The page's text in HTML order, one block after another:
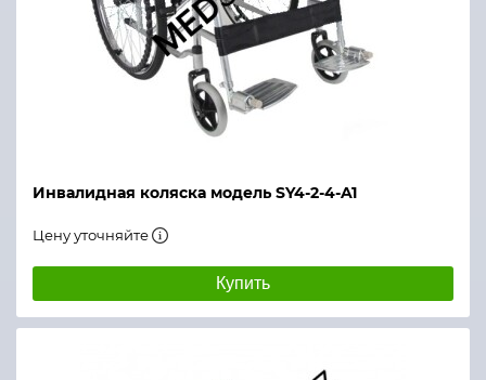
Инвалидная коляска модель SY4-2-4-A1
Цену уточняйте
Купить